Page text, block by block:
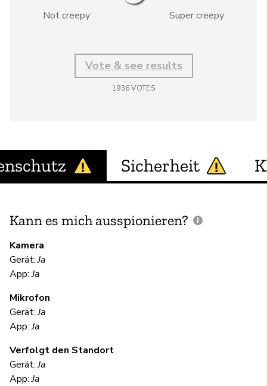
Not creepy Super creepy
Vote & see results
1936VOTES
Sicherheit
Kann es mich ausspionieren?
Kamera
Gerät:Ja
App:Ja
Mikrofon
Gerät:Ja
App:Ja
Verfolgt den Standort
Gerät:Ja
App:Ja